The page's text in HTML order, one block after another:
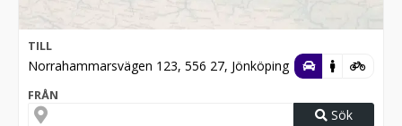
TILL
Norrahammarsvägen 123, 556 27, Jönköping
FRÅN
Sök